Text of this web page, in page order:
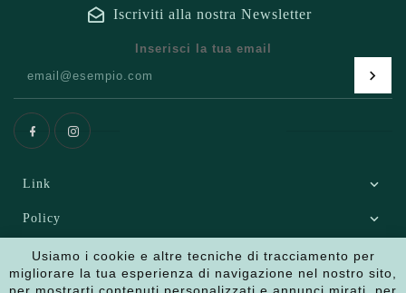
Iscriviti alla nostra Newsletter
Inserisci la tua email
FacebookInstagram
Link
Policy
Punto vendita
Usiamo i cookie e altre tecniche di tracciamento per
migliorare la tua esperienza di navigazione nel nostro sito,